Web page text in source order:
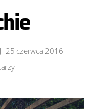
25 czerwca 2016
do